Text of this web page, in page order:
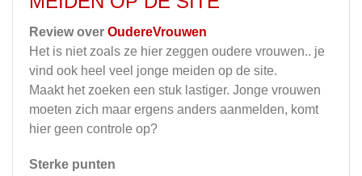
Review over OudereVrouwen
Het is niet zoals ze hier zeggen oudere vrouwen.. je
vind ook heel veel jonge meiden op de site.
Maakt het zoeken een stuk lastiger. Jonge vrouwen
moeten zich maar ergens anders aanmelden, komt
hier geen controle op?
Sterke punten